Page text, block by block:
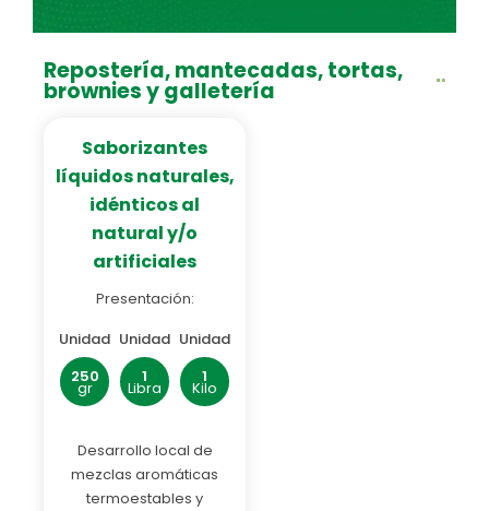
Repostería, mantecadas, tortas,
brownies y galletería
Saborizantes
líquidos naturales,
idénticos al
natural y/o
artificiales
Presentación:
Unidad
250
gr
Unidad
1
Libra
Unidad
1
Kilo
Desarrollo local de
mezclas aromáticas
termoestables y